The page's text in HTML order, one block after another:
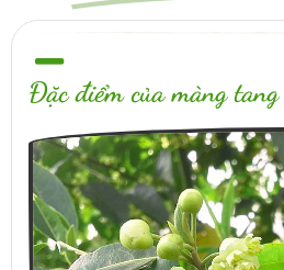
Đặc điểm của màng tang